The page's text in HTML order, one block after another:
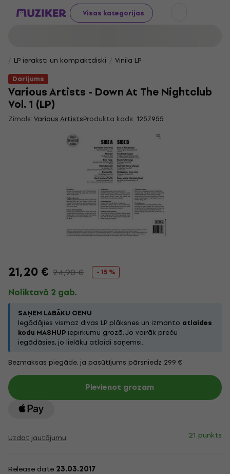
Visas kategorijas
LP ieraksti un kompaktdiski
Vinila LP
Darījums
Various Artists - Down At The Nightclub
Vol. 1 (LP)
Zīmols:Various ArtistsProdukta kods: 1257955
21,20 € 24,90 € - 15 %
Noliktavā 2 gab.
SAŅEM LABĀKU CENU
Iegādājies vismaz divas LP plāksnes un izmanto atlaides
kodu MASHUP iepirkumu grozā. Jo vairāk preču
iegādāsies, jo lielāku atlaidi saņemsi.
Bezmaksas piegāde, ja pasūtījums pārsniedz 299 €
Pievienot grozam
Uzdot jautājumu 21 punkts
Release date 23.03.2017